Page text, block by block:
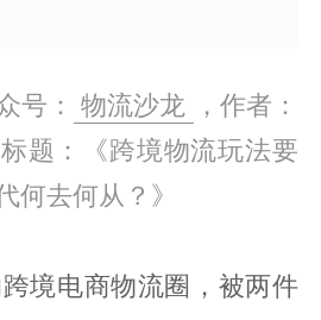
号： 物流沙龙
，作者：
题：《跨境物流玩法要
何去何从？》
境电商物流圈，被两件